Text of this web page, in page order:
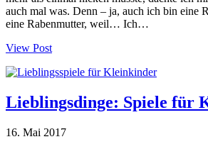
auch mal was. Denn – ja, auch ich bin eine
eine Rabenmutter, weil… Ich…
View Post
Lieblingsdinge: Spiele für
16. Mai 2017